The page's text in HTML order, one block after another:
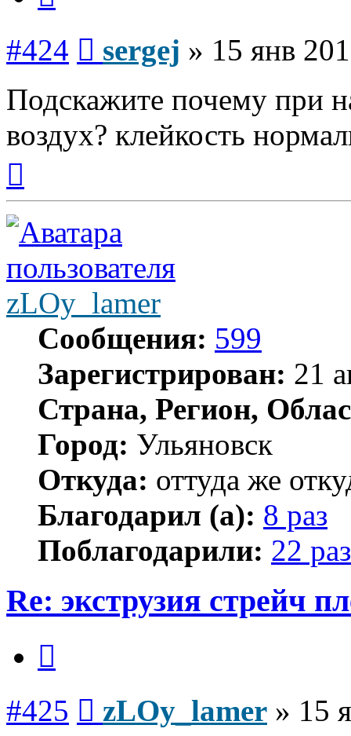
#424 sergej » 15 янв
Подскажите почему при
воздух? клейкость
началу
zLOy_lamer
Сообщения: 599
Зарегистрирован: 21
Страна, Регион,
Город: Ульяновск
Откуда: оттуда же
Благодарил (а): 8 раз
Поблагодарили: 22
Re: экструзия стрейч
#425 zLOy_lamer » 15